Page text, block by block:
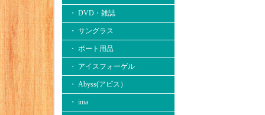
・ DVD・雑誌
・ サングラス
・ ボート用品
・ アイスフォーゲル
・ Abyss(アビス）
・ ima